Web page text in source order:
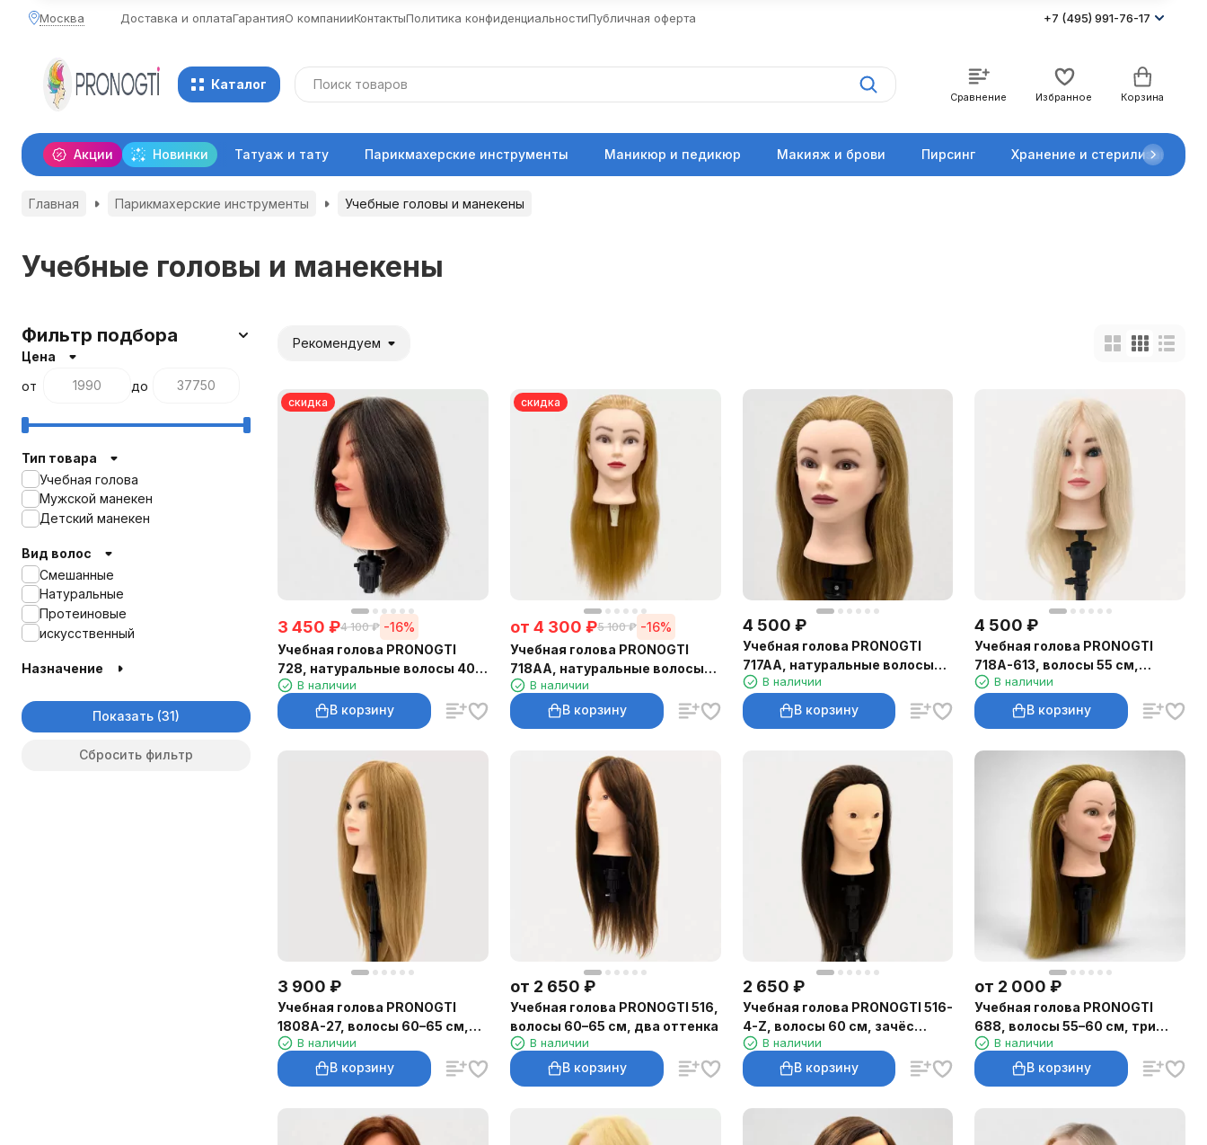
Москва Доставка и оплатаГарантияО компанииКонтактыПолитика конфиденциальностиПубличная оферта +7 (495) 991-76-17
Каталог
Сравнение Избранное Корзина
Акции Новинки Татуаж и тату Парикмахерские инструменты Маникюр и педикюр Макияж и брови Пирсинг Хранение и стерилизация
Главная Парикмахерские инструменты Учебные головы и манекены
Учебные головы и манекены
Рекомендуем
скидка
3 450 ₽4 100 ₽ -16%
Учебная голова PRONOGTI
728, натуральные волосы 40–
45 смВ наличии
В корзину
скидка
от 4 300 ₽5 100 ₽ -16%
Учебная голова PRONOGTI
718AA, натуральные волосы
45–55 см
В наличии
В корзину
4 500 ₽
Учебная голова PRONOGTI
717AA, натуральные волосы
45–50 см
В наличии
В корзину
4 500 ₽
Учебная голова PRONOGTI
718A-613, волосы 55 см,
экстра-светлый блонд
В наличии
В корзину
3 900 ₽
Учебная голова PRONOGTI
1808A-27, волосы 60–65 см,
золотисто-русая
В наличии
В корзину
от 2 650 ₽
Учебная голова PRONOGTI 516,
волосы 60–65 см, два оттенка
В наличии
В корзину
2 650 ₽
Учебная голова PRONOGTI 516-
4-Z, волосы 60 см, зачёс
назадВ наличии
В корзину
от 2 000 ₽
Учебная голова PRONOGTI
688, волосы 55–60 см, три
оттенка
В наличии
В корзину
Фильтр подбора
Цена
от
до
Тип товара
Учебная голова
Мужской манекен
Детский манекен
Вид волос
Смешанные
Натуральные
Протеиновые
искусственный
Назначение
Показать
Сбросить фильтр